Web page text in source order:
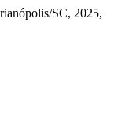
SC, 2025,